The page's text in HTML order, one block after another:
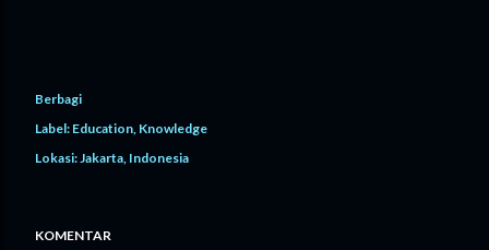
Berbagi
Label: Education Knowledge
Lokasi: Jakarta, Indonesia
KOMENTAR